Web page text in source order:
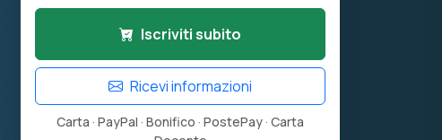
Iscriviti subito
Ricevi informazioni
Carta · PayPal · Bonifico · PostePay · Carta